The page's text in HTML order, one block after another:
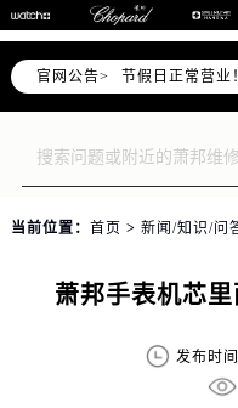
官网公告>
节假日正常营业！
当前位置： 首页 > 新闻/知识/问
萧邦手表机芯
发布时